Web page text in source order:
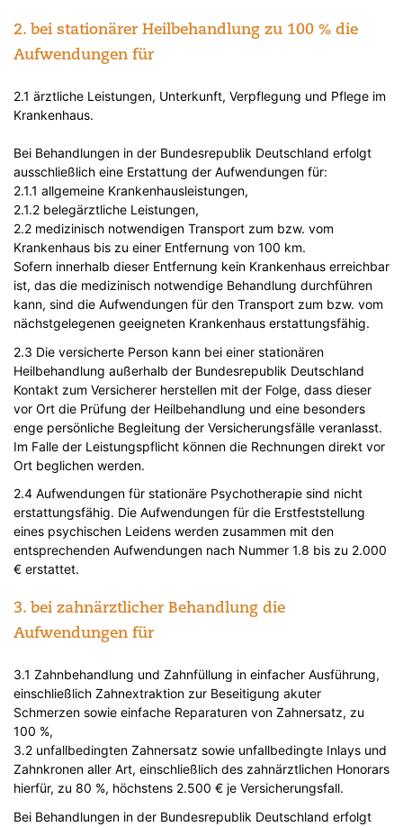
2. bei stationärer Heilbehandlung zu 100 % die
Aufwendungen für
2.1 ärztliche Leistungen, Unterkunft, Verpflegung und Pflege im
Krankenhaus.
Bei Behandlungen in der Bundesrepublik Deutschland erfolgt
ausschließlich eine Erstattung der Aufwendungen für:
2.1.1 allgemeine Krankenhausleistungen,
2.1.2 belegärztliche Leistungen,
2.2 medizinisch notwendigen Transport zum bzw. vom
Krankenhaus bis zu einer Entfernung von 100 km.
Sofern innerhalb dieser Entfernung kein Krankenhaus erreichbar
ist, das die medizinisch notwendige Behandlung durchführen
kann, sind die Aufwendungen für den Transport zum bzw. vom
nächstgelegenen geeigneten Krankenhaus erstattungsfähig.
2.3 Die versicherte Person kann bei einer stationären
Heilbehandlung außerhalb der Bundesrepublik Deutschland
Kontakt zum Versicherer herstellen mit der Folge, dass dieser
vor Ort die Prüfung der Heilbehandlung und eine besonders
enge persönliche Begleitung der Versicherungsfälle veranlasst.
Im Falle der Leistungspflicht können die Rechnungen direkt vor
Ort beglichen werden.
2.4 Aufwendungen für stationäre Psychotherapie sind nicht
erstattungsfähig. Die Aufwendungen für die Erstfeststellung
eines psychischen Leidens werden zusammen mit den
entsprechenden Aufwendungen nach Nummer 1.8 bis zu 2.000
€ erstattet.
3. bei zahnärztlicher Behandlung die
Aufwendungen für
3.1 Zahnbehandlung und Zahnfüllung in einfacher Ausführung,
einschließlich Zahnextraktion zur Beseitigung akuter
Schmerzen sowie einfache Reparaturen von Zahnersatz, zu
100 %,
3.2 unfallbedingten Zahnersatz sowie unfallbedingte Inlays und
Zahnkronen aller Art, einschließlich des zahnärztlichen Honorars
hierfür, zu 80 %, höchstens 2.500 € je Versicherungsfall.
Bei Behandlungen in der Bundesrepublik Deutschland erfolgt